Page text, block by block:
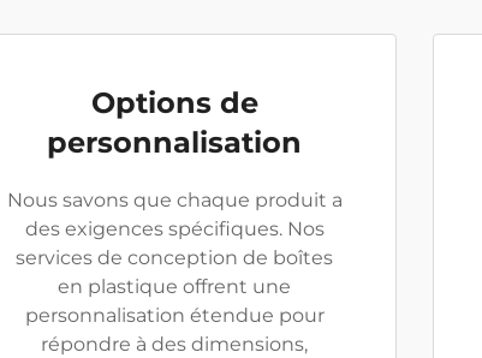
Options de
personnalisation
Nous savons que chaque produit a
des exigences spécifiques. Nos
services de conception de boîtes
en plastique offrent une
personnalisation étendue pour
répondre à des dimensions,